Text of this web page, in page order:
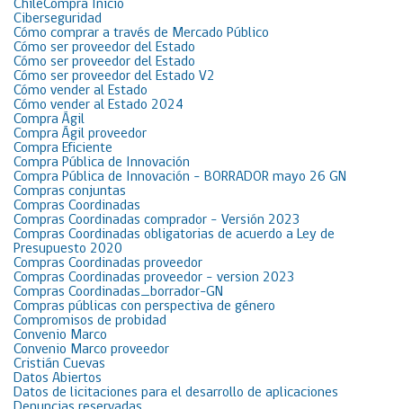
ChileCompra Inicio
Ciberseguridad
Cómo comprar a través de Mercado Público
Cómo ser proveedor del Estado
Cómo ser proveedor del Estado
Cómo ser proveedor del Estado V2
Cómo vender al Estado
Cómo vender al Estado 2024
Compra Ágil
Compra Ágil proveedor
Compra Eficiente
Compra Pública de Innovación
Compra Pública de Innovación – BORRADOR mayo 26 GN
Compras conjuntas
Compras Coordinadas
Compras Coordinadas comprador – Versión 2023
Compras Coordinadas obligatorias de acuerdo a Ley de
Presupuesto 2020
Compras Coordinadas proveedor
Compras Coordinadas proveedor – version 2023
Compras Coordinadas_borrador-GN
Compras públicas con perspectiva de género
Compromisos de probidad
Convenio Marco
Convenio Marco proveedor
Cristián Cuevas
Datos Abiertos
Datos de licitaciones para el desarrollo de aplicaciones